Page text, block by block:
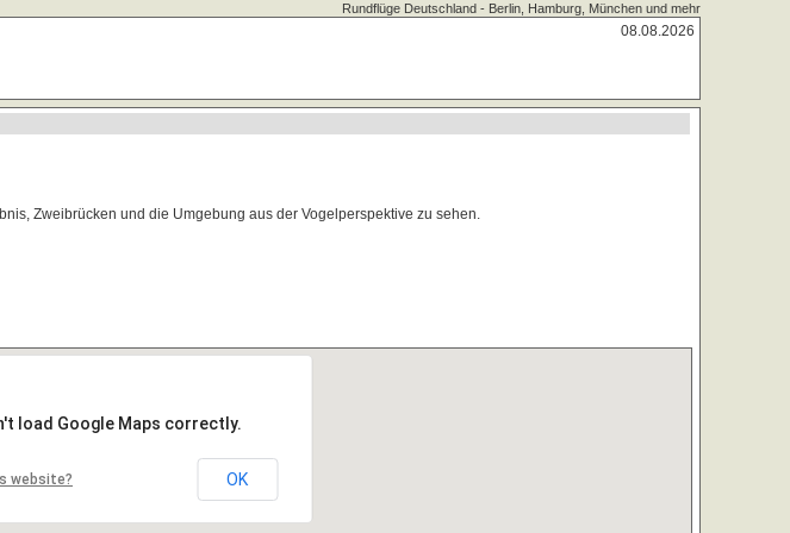
Rundflüge Deutschland - Berlin, Hamburg, München und mehr
08.08.2026
Zweibrücken und die Umgebung aus der Vogelperspektive zu sehen.
load Google Maps correctly.
website? OK